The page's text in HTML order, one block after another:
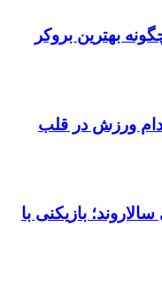
بهترین بروکر
کدام ورزش در قلب
بازیکنی با